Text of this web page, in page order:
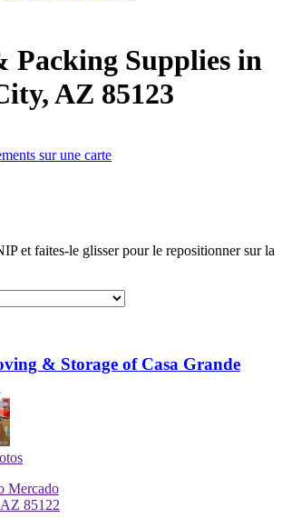
Packing Supplies in
AZ 85123
sur une carte
et faites-le glisser pour le repositionner sur la
& Storage of Casa Grande
Mercado
85122